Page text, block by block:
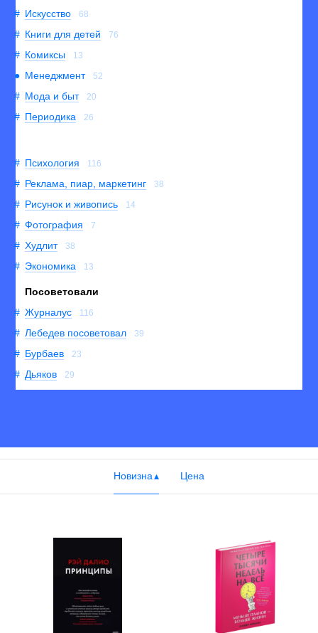
Искусство 68
Книги для детей 76
Комиксы 13
Менеджмент 52
Мода и быт 20
Периодика 26
Психология 116
Реклама, пиар, маркетинг 38
Рисунок и живопись 14
Фотография 7
Худлит 38
Экономика 13
Посоветовали
Журналус
116
Лебедев посоветовал 39
Бурбаев 23
Дьяков 29
Новизна Цена